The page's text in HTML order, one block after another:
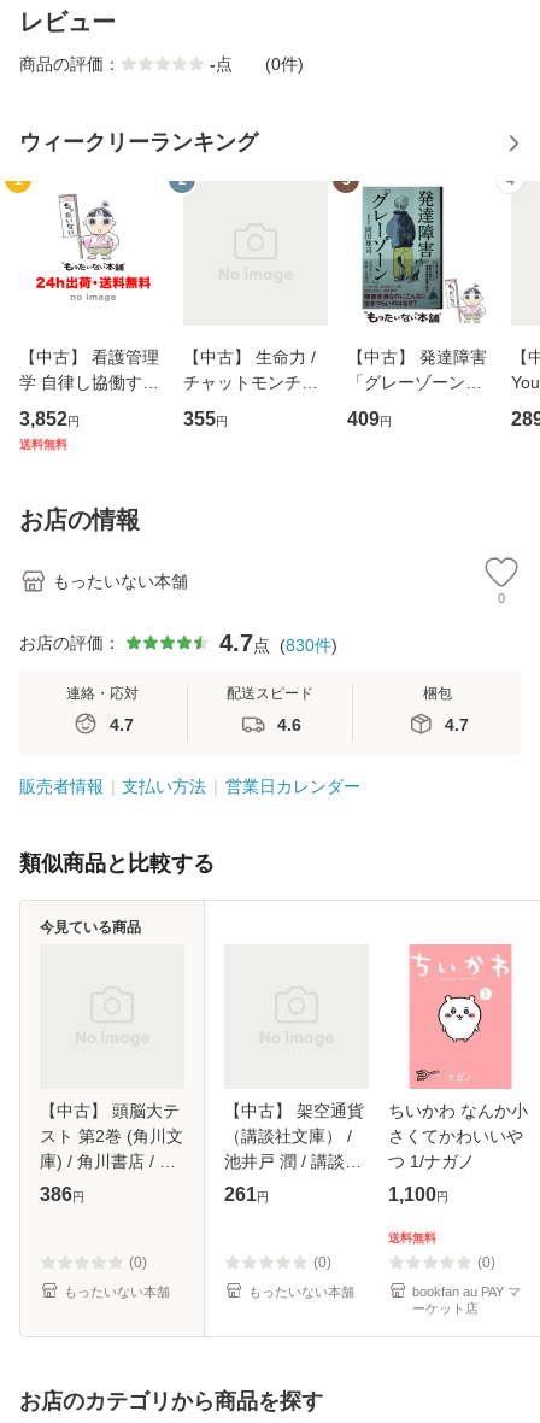
レビュー
商品の評価： -点 (0件)
ウィークリーランキング
1
【中古】 看護管理
学 自律し協働する
専門職の看護マネ
ジメントスキル 改
恵 藤本幸三 / 南江
堂 [単行
3,852円
送料無料
2
【中古】 生命力 /
チャットモンチー /
キューンレコード
[CD]【メール便送
355円
3
【中古】 発達障害
「グレーゾーン」
その正しい理解と
克服法 (SB新書 57
409円
4
【
のが
お店の情報
もったいない本舗
0
お店の評価： 4.7点 (830件)
連絡・応対
4.7
配送スピード
4.6
梱包
4.7
販売者情報 支払い方法 営業日カレンダー
類似商品と比較する
【中古】 頭脳大テ
スト 第2巻 (角川文
庫) / 角川書店 / 角
川書店 [文庫]【メ
386円
(0)
もったいない本舗
今見ている商品
【中古】 架空通貨
（講談社文庫） /
池井戸 潤 / 講談社
[文庫]【メール便送
261円
(0)
もったいない本舗
ちいかわ なんか小
さくてかわいいや
つ 1/ナガノ
1,100円
送料無料
(0)
bookfan au PAY マ
ーケット店
お店のカテゴリから商品を探す